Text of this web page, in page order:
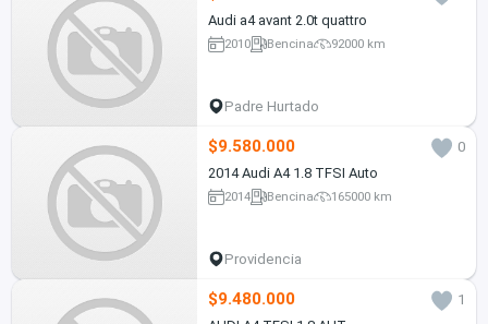
Audi a4 avant 2.0t quattro
2010 Bencina 92000 km
Padre Hurtado
$9.580.000
0
2014 Audi A4 1.8 TFSI Auto
2014 Bencina 165000 km
Providencia
$9.480.000
1